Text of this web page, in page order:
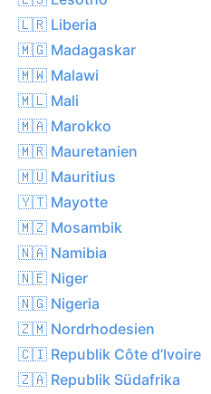
🇱🇷 Liberia
🇲🇬 Madagaskar
🇲🇼 Malawi
🇲🇱 Mali
🇲🇦 Marokko
🇲🇷 Mauretanien
🇲🇺 Mauritius
🇾🇹 Mayotte
🇲🇿 Mosambik
🇳🇦 Namibia
🇳🇪 Niger
🇳🇬 Nigeria
🇿🇲 Nordrhodesien
🇨🇮 Republik Côte d’Ivoire
🇿🇦 Republik Südafrika